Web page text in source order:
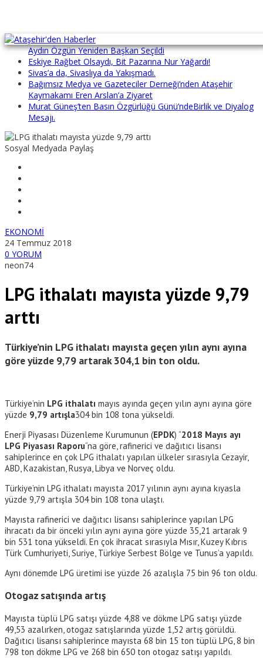
Bağımsız Medya Gazeteciler Derneği’nde Güven Tazelendi:
Aydın Özgün Yeniden Başkan Seçildi
Eskiye Rağbet Olsaydı, Bit Pazarına Nur Yağardı!
Sivas’a da, Sivaslıya da Yakışmadı.
Bağımsız Medya ve Gazeteciler Derneği’nden Ataşehir
Kaymakamı Eren Arslan’a Ziyaret
Murat Güneş’ten Basın Özgürlüğü Günü’ndeBirlik ve Diyalog
Mesajı.
Sosyal Medyada Paylaş
EKONOMİ
24 Temmuz 2018
0 YORUM
neon74
LPG ithalatı mayısta yüzde 9,79
arttı
Türkiye’nin LPG ithalatı mayısta geçen yılın aynı ayına
göre yüzde 9,79 artarak 304,1 bin ton oldu.
Türkiye’nin LPG ithalatı mayıs ayında geçen yılın aynı ayına göre
yüzde 9,79 artışla304 bin 108 tona yükseldi.
Enerji Piyasası Düzenleme Kurumunun (EPDK) “2018 Mayıs ayı
LPG Piyasası Raporu“na göre, rafinerici ve dağıtıcı lisansı
sahiplerince en çok LPG ithalatı yapılan ülkeler sırasıyla Cezayir,
ABD, Kazakistan, Rusya, Libya ve Norveç oldu.
Türkiye’nin LPG ithalatı mayısta 2017 yılının aynı ayına kıyasla
yüzde 9,79 artışla 304 bin 108 tona ulaştı.
Mayısta rafinerici ve dağıtıcı lisansı sahiplerince yapılan LPG
ihracatı da bir önceki yılın aynı ayına göre yüzde 35,21 artarak 9
bin 531 tona yükseldi. En çok ihracat sırasıyla Mısır, Kuzey Kıbrıs
Türk Cumhuriyeti, Suriye, Türkiye Serbest Bölge ve Tunus’a yapıldı.
Aynı dönemde LPG üretimi ise yüzde 26 azalışla 75 bin 96 ton oldu.
Otogaz satışında artış
Mayısta tüplü LPG satışı yüzde 4,88 ve dökme LPG satışı yüzde
49,53 azalırken, otogaz satışlarında yüzde 1,52 artış görüldü.
Dağıtıcı lisansı sahiplerince mayısta 68 bin 15 ton tüplü LPG, 8 bin
798 ton dökme LPG ve 268 bin 650 ton otogaz satışı yapıldı.